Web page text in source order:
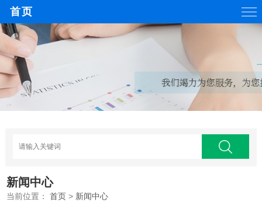
首页
新闻中心
当前位置：首页 > 新闻中心